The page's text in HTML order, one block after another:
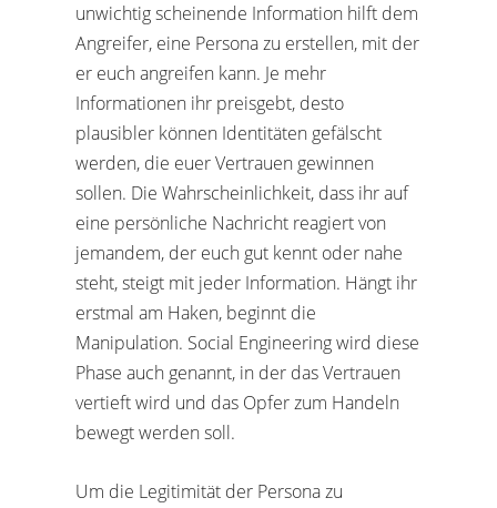
unwichtig scheinende Information hilft dem
Angreifer, eine Persona zu erstellen, mit der
er euch angreifen kann. Je mehr
Informationen ihr preisgebt, desto
plausibler können Identitäten gefälscht
werden, die euer Vertrauen gewinnen
sollen. Die Wahrscheinlichkeit, dass ihr auf
eine persönliche Nachricht reagiert von
jemandem, der euch gut kennt oder nahe
steht, steigt mit jeder Information. Hängt ihr
erstmal am Haken, beginnt die
Manipulation. Social Engineering wird diese
Phase auch genannt, in der das Vertrauen
vertieft wird und das Opfer zum Handeln
bewegt werden soll.
Um die Legitimität der Persona zu